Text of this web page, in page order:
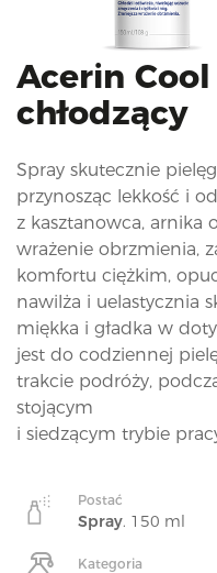
Acerin
chłodzący
Spray skutecznie
przynosząc lekkość i
z kasztanowca, arnika
wrażenie obrzmienia,
komfortu ciężkim,
nawilża i uelastycznia
miękka i gładka w
jest do codziennej
trakcie podróży,
stojącym
i siedzącym trybie
Postać
Spray. 150 ml
Kategoria